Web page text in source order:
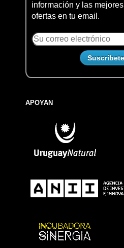
información y las mejores
ofertas en tu email.
APOYAN